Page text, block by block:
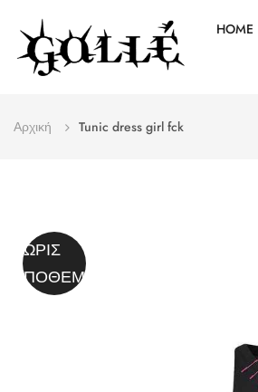
HOME
Αρχική Tunic dress girl fck
ΧΩΡΊΣ
ΑΠΌΘΕΜΑ